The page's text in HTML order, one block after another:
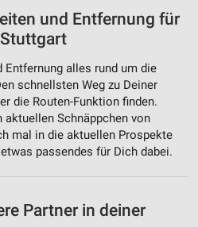
und Entfernung für
Entfernung alles rund um die
schnellsten Weg zu Deiner
die Routen-Funktion finden.
aktuellen Schnäppchen von
mal in die aktuellen Prospekte
passendes für Dich dabei.
Partner in deiner